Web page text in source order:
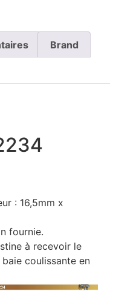
Brand
: 16,5mm x
fournie.
à recevoir le
coulissante en